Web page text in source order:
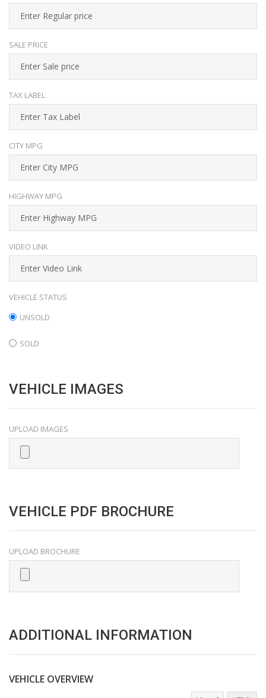
SALE PRICE
TAX LABEL
CITY MPG
HIGHWAY MPG
VIDEO LINK
VEHICLE STATUS
UNSOLD
SOLD
VEHICLE IMAGES
UPLOAD IMAGES
VEHICLE PDF BROCHURE
UPLOAD BROCHURE
ADDITIONAL INFORMATION
VEHICLE OVERVIEW